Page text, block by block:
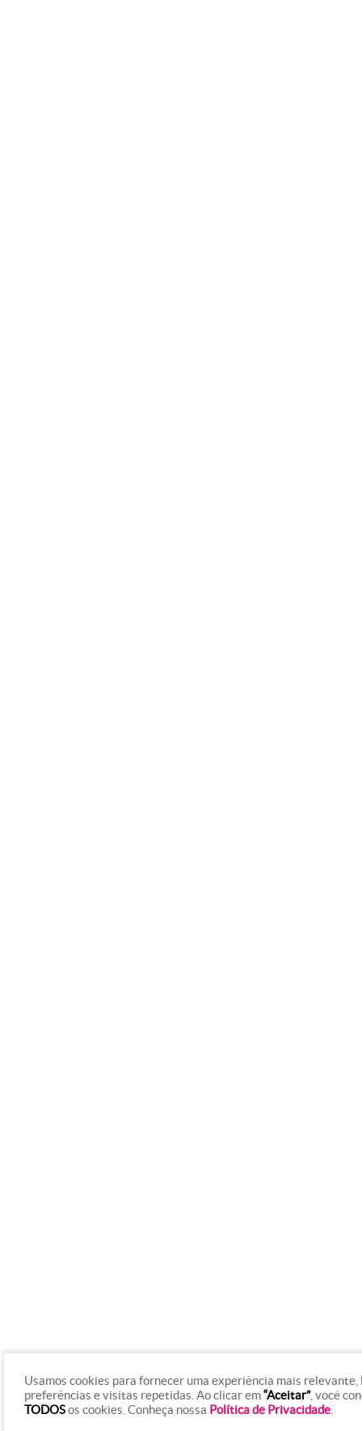
Usamos cookies para fornecer uma experiência mais relevante,
preferências e visitas repetidas. Ao clicar em“Aceitar”, você
TODOSos cookies. Conheça nossa Política de Privacidade.